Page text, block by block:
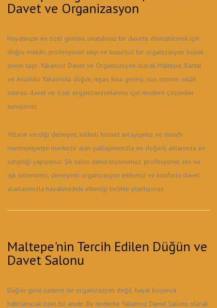
Davet ve Organizasyon
Hayatınızın en özel gününü unutulmaz bir davete dönüştürmek için
doğru mekân, profesyonel ekip ve kusursuz bir organizasyon büyük
önem taşır. Yakamoz Davet ve Organizasyon olarak Maltepe, Kartal
ve Anadolu Yakası'nda düğün, nişan, kına gecesi, söz, isteme, nikâh
sonrası davet ve özel organizasyonlarınız için modern çözümler
sunuyoruz.
Yılların verdiği deneyim, kaliteli hizmet anlayışımız ve misafir
memnuniyetini merkeze alan yaklaşımımızla en değerli anlarınıza ev
sahipliği yapıyoruz. Şık salon dekorasyonumuz, profesyonel ses ve
ışık sistemimiz, deneyimli organizasyon ekibimiz ve konforlu davet
alanlarımızla hayalinizdeki etkinliği birlikte planlıyoruz.
Maltepe'nin Tercih Edilen Düğün ve
Davet Salonu
Düğün günü sadece bir organizasyon değil, hayat boyunca
hatırlanacak özel bir anıdır. Bu nedenle Yakamoz Davet Salonu olarak